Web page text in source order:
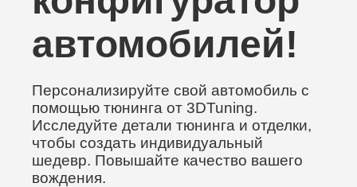
автомобилей!
Персонализируйте свой автомобиль с
помощью тюнинга от 3DTuning.
Исследуйте детали тюнинга и отделки,
чтобы создать индивидуальный
шедевр. Повышайте качество вашего
вождения.